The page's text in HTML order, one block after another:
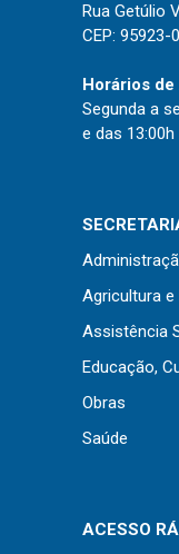
Recursos
Seletivo
Concursos
Dispensas e
Chamamentos
Leis, Decretos
Cespro
Rua Getúlio
CEP: 95923-
Horários
Segunda a
e das 13:00h
Agricultura
Assistência
Educação,
Obras
Saúde
ACESSO